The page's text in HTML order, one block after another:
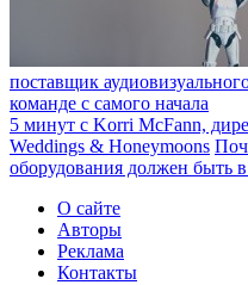
поставщик
команде с самого начала
5 минут с Korri McFann,
Weddings & Honeymoons
оборудования должен быть
О сайте
Авторы
Реклама
Контакты